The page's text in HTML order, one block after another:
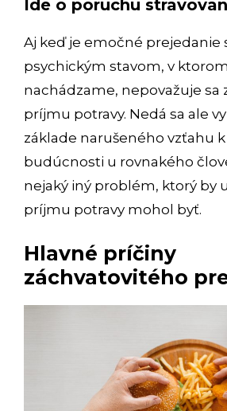
Ide o poruchu
Aj keď je emočné prejedanie
psychickým stavom, v
nachádzame, nepovažuje sa
príjmu potravy. Nedá sa ale
základe narušeného vzťahu
budúcnosti u rovnakého
nejaký iný problém, ktorý by
príjmu potravy mohol byť.
Hlavné príčiny
záchvatovitého